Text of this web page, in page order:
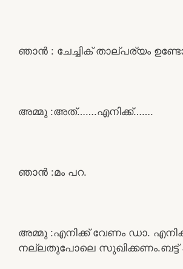
ഞാൻ : ചേച്ചിക് താല്പര്യം
അമ്മു :അത്…….എനിക്ക്…….
ഞാൻ :മം പറ.
അമ്മു :എനിക്ക് വേണം ഡാ.
നല്ലതുപോലെ സുഖിക്കണം.ബട്ട്‌